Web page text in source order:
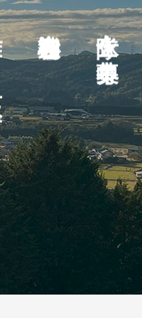
隊士を募集中